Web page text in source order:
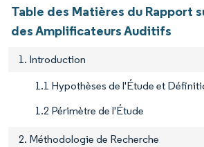
Table des Matières du Rapport
des Amplificateurs Auditifs
1. Introduction
1.1 Hypothèses de l'Étude et
1.2 Périmètre de l'Étude
2. Méthodologie de Recherche